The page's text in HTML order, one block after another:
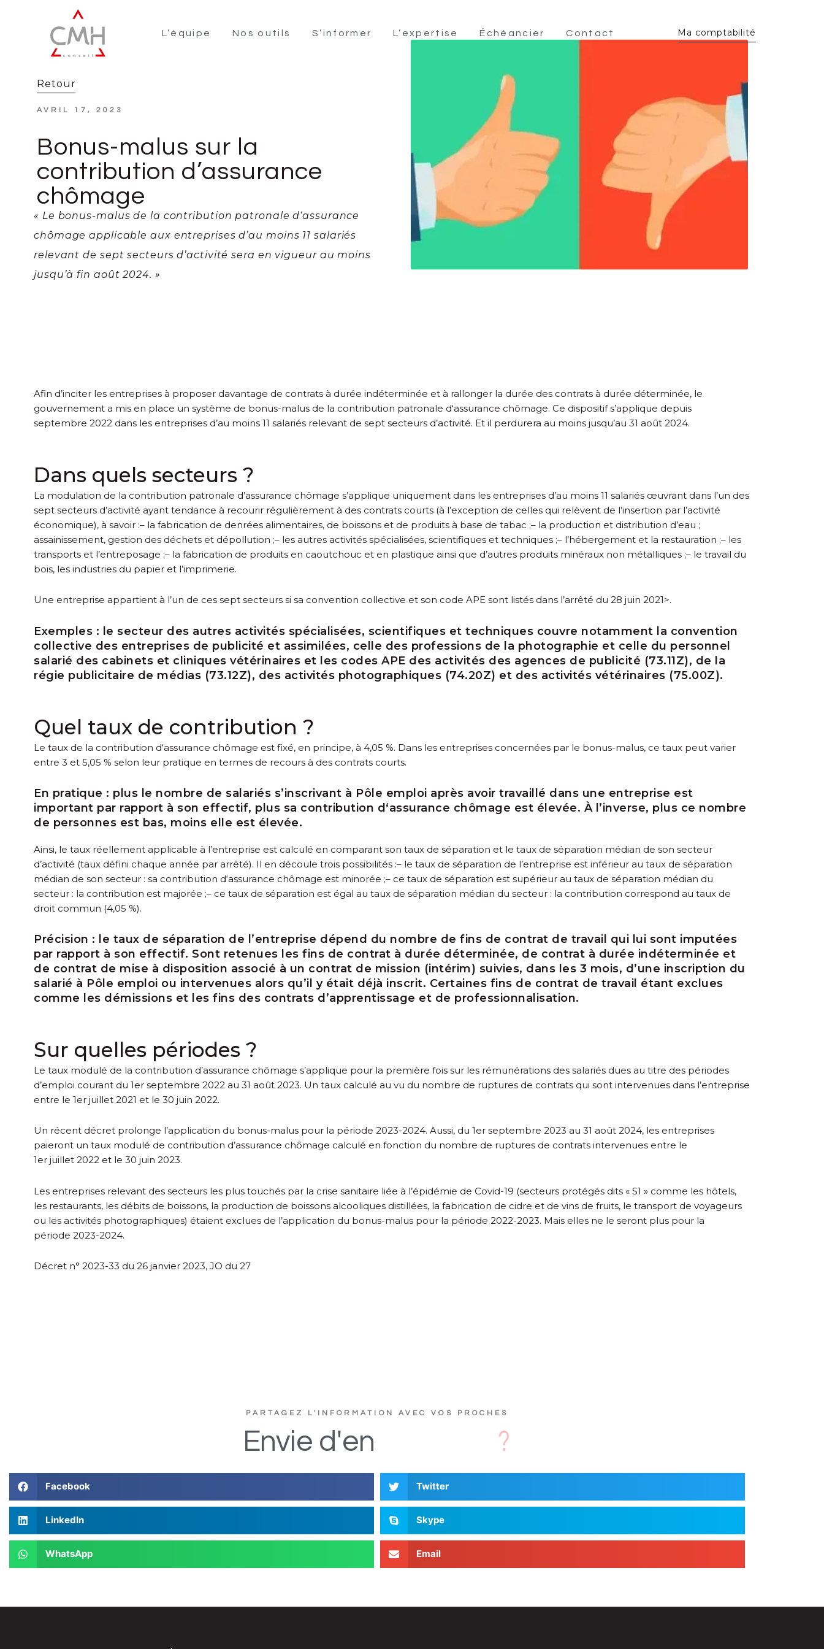
L’équipe Nos outils S’informer L’expertise Échéancier Contact Ma comptabilité
Retour
AVRIL 17, 2023
Bonus-malus sur la
contribution d’assurance
chômage
« Le bonus-malus de la contribution patronale d‘assurance
chômage applicable aux entreprises d’au moins 11 salariés
relevant de sept secteurs d’activité sera en vigueur au moins
jusqu’à fin août 2024. »
Afin d’inciter les entreprises à proposer davantage de contrats à durée indéterminée et à rallonger la durée des contrats à durée déterminée, le
gouvernement a mis en place un système de bonus-malus de la contribution patronale d‘assurance chômage. Ce dispositif s’applique depuis
septembre 2022 dans les entreprises d’au moins 11 salariés relevant de sept secteurs d’activité. Et il perdurera au moins jusqu’au 31 août 2024.
Dans quels secteurs ?
La modulation de la contribution patronale d’assurance chômage s’applique uniquement dans les entreprises d’au moins 11 salariés œuvrant dans l’un des
sept secteurs d’activité ayant tendance à recourir régulièrement à des contrats courts (à l’exception de celles qui relèvent de l’insertion par l’activité
économique), à savoir :– la fabrication de denrées alimentaires, de boissons et de produits à base de tabac ;– la production et distribution d’eau ;
assainissement, gestion des déchets et dépollution ;– les autres activités spécialisées, scientifiques et techniques ;– l’hébergement et la restauration ;– les
transports et l’entreposage ;– la fabrication de produits en caoutchouc et en plastique ainsi que d’autres produits minéraux non métalliques ;– le travail du
bois, les industries du papier et l’imprimerie.
Une entreprise appartient à l’un de ces sept secteurs si sa convention collective et son code APE sont listés dans l’arrêté du 28 juin 2021>.
Exemples : le secteur des autres activités spécialisées, scientifiques et techniques couvre notamment la convention
collective des entreprises de publicité et assimilées, celle des professions de la photographie et celle du personnel
salarié des cabinets et cliniques vétérinaires et les codes APE des activités des agences de publicité (73.11Z), de la
régie publicitaire de médias (73.12Z), des activités photographiques (74.20Z) et des activités vétérinaires (75.00Z).
Quel taux de contribution ?
Le taux de la contribution d‘assurance chômage est fixé, en principe, à 4,05 %. Dans les entreprises concernées par le bonus-malus, ce taux peut varier
entre 3 et 5,05 % selon leur pratique en termes de recours à des contrats courts.
En pratique : plus le nombre de salariés s’inscrivant à Pôle emploi après avoir travaillé dans une entreprise est
important par rapport à son effectif, plus sa contribution d‘assurance chômage est élevée. À l’inverse, plus ce nombre
de personnes est bas, moins elle est élevée.
Ainsi, le taux réellement applicable à l’entreprise est calculé en comparant son taux de séparation et le taux de séparation médian de son secteur
d’activité (taux défini chaque année par arrêté). Il en découle trois possibilités :– le taux de séparation de l’entreprise est inférieur au taux de séparation
médian de son secteur : sa contribution d‘assurance chômage est minorée ;– ce taux de séparation est supérieur au taux de séparation médian du
secteur : la contribution est majorée ;– ce taux de séparation est égal au taux de séparation médian du secteur : la contribution correspond au taux de
droit commun (4,05 %).
Précision : le taux de séparation de l’entreprise dépend du nombre de fins de contrat de travail qui lui sont imputées
par rapport à son effectif. Sont retenues les fins de contrat à durée déterminée, de contrat à durée indéterminée et
de contrat de mise à disposition associé à un contrat de mission (intérim) suivies, dans les 3 mois, d’une inscription du
salarié à Pôle emploi ou intervenues alors qu’il y était déjà inscrit. Certaines fins de contrat de travail étant exclues
comme les démissions et les fins des contrats d’apprentissage et de professionnalisation.
Sur quelles périodes ?
Le taux modulé de la contribution d’assurance chômage s’applique pour la première fois sur les rémunérations des salariés dues au titre des périodes
d’emploi courant du 1er septembre 2022 au 31 août 2023. Un taux calculé au vu du nombre de ruptures de contrats qui sont intervenues dans l’entreprise
entre le 1er juillet 2021 et le 30 juin 2022.
Un récent décret prolonge l’application du bonus-malus pour la période 2023-2024. Aussi, du 1er septembre 2023 au 31 août 2024, les entreprises
paieront un taux modulé de contribution d’assurance chômage calculé en fonction du nombre de ruptures de contrats intervenues entre le
1er juillet 2022 et le 30 juin 2023.
Les entreprises relevant des secteurs les plus touchés par la crise sanitaire liée à l’épidémie de Covid-19 (secteurs protégés dits « S1 » comme les hôtels,
les restaurants, les débits de boissons, la production de boissons alcooliques distillées, la fabrication de cidre et de vins de fruits, le transport de voyageurs
ou les activités photographiques) étaient exclues de l’application du bonus-malus pour la période 2022-2023. Mais elles ne le seront plus pour la
période 2023-2024.
Décret n° 2023-33 du 26 janvier 2023, JO du 27
PARTAGEZ L'INFORMATION AVEC VOS PROCHES
Envie d'en
Facebook Twitter
LinkedIn Skype
WhatsApp Email